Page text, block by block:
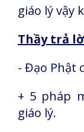
giáo lý vậy
Thầy trả
- Đạo Phật
+ 5 pháp
giáo lý.